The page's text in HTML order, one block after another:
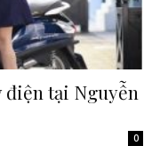
điện tại Nguyễn
0